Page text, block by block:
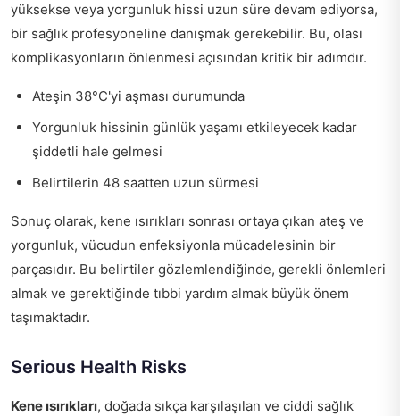
yüksekse veya yorgunluk hissi uzun süre devam ediyorsa,
bir sağlık profesyoneline danışmak gerekebilir. Bu, olası
komplikasyonların önlenmesi açısından kritik bir adımdır.
Ateşin 38°C'yi aşması durumunda
Yorgunluk hissinin günlük yaşamı etkileyecek kadar
şiddetli hale gelmesi
Belirtilerin 48 saatten uzun sürmesi
Sonuç olarak, kene ısırıkları sonrası ortaya çıkan ateş ve
yorgunluk, vücudun enfeksiyonla mücadelesinin bir
parçasıdır. Bu belirtiler gözlemlendiğinde, gerekli önlemleri
almak ve gerektiğinde tıbbi yardım almak büyük önem
taşımaktadır.
Serious Health Risks
Kene ısırıkları, doğada sıkça karşılaşılan ve ciddi sağlık